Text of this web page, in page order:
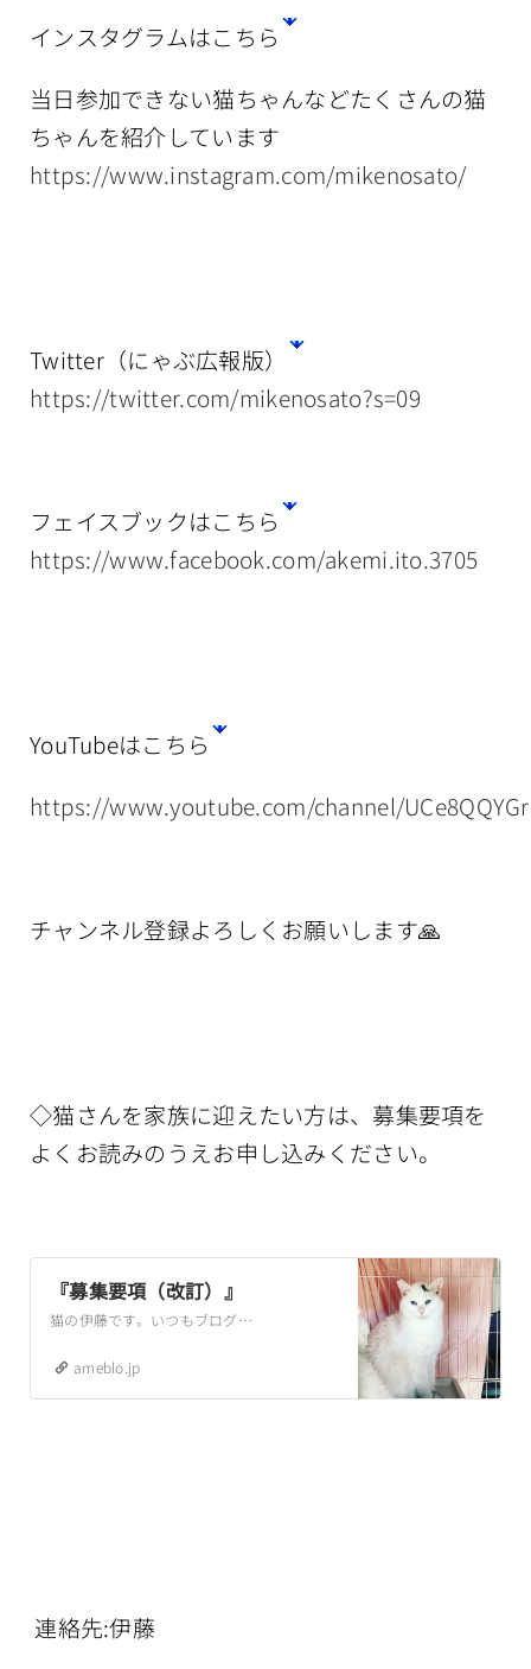
インスタグラムはこちら
当日参加できない猫ちゃんなどたくさんの猫
ちゃんを紹介しています
https://www.instagram.com/mikenosato/
Twitter（にゃぶ広報版）
https://twitter.com/mikenosato?s=09
フェイスブックはこちら
https://www.facebook.com/akemi.ito.3705
YouTubeはこちら
https://www.youtube.com/channel/
チャンネル登録よろしくお願いします🙏
◇猫さんを家族に迎えたい方は、募集要項を
よくお読みのうえお申し込みください。
『募集要項（改訂）』
猫の伊藤です。いつもブログを読んでくださり、ありがとうございます。砂やフード、そして譲渡会用のケージなどもたくさんお送りいただきました。いつもご支援、ご協力あ…
ameblo.jp
連絡先:伊藤